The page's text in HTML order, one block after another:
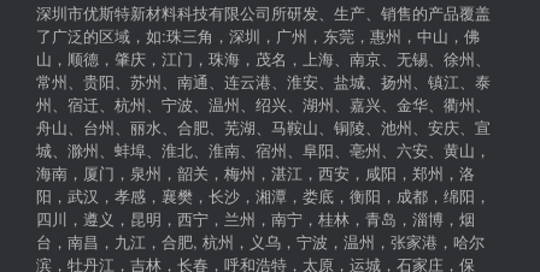
深圳市优斯特新材料科技有限公司所研发、生产、销售的产品覆盖
了广泛的区域，如:珠三角，深圳，广州，东莞，惠州，中山，佛
山，顺德，肇庆，江门，珠海，茂名，上海、南京、无锡、徐州、
常州、贵阳、苏州、南通、连云港、淮安、盐城、扬州、镇江、泰
州、宿迁、杭州、宁波、温州、绍兴、湖州、嘉兴、金华、衢州、
舟山、台州、丽水、合肥、芜湖、马鞍山、铜陵、池州、安庆、宣
城、滁州、蚌埠、淮北、淮南、宿州、阜阳、亳州、六安、黄山，
海南，厦门，泉州，韶关，梅州，湛江，西安，咸阳，郑州，洛
阳，武汉，孝感，襄樊，长沙，湘潭，娄底，衡阳，成都，绵阳，
四川，遵义，昆明，西宁，兰州，南宁，桂林，青岛，淄博，烟
台，南昌，九江，合肥, 杭州，义乌，宁波，温州，张家港，哈尔
滨，牡丹江，吉林，长春，呼和浩特，太原，运城，石家庄，保